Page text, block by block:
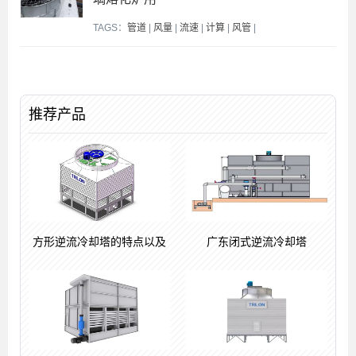
TAGS： 管道 | 风量 | 流速 | 计算 | 风管 |
推荐产品
方形逆流冷却塔的特点以及 广东闭式逆流冷却塔